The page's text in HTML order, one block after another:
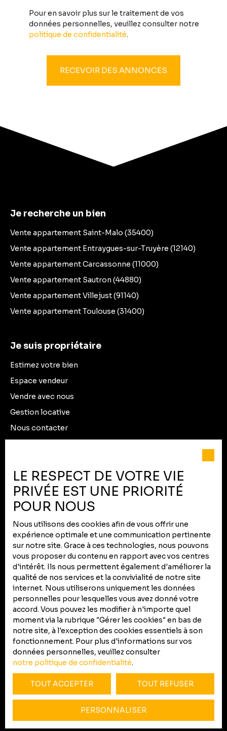
Pour en savoir plus sur le traitement de vos
données personnelles, veuillez consulter notre
politique de confidentialité.
RECEVOIR DES ANNONCES
Je recherche un bien
Vente appartement Saint-Malo (35400)
Vente appartement Entraygues-sur-Truyère (12140)
Vente appartement Carcassonne (11000)
Vente appartement Sautron (44880)
Vente appartement Villejust (91140)
Vente appartement Toulouse (31400)
Je suis propriétaire
Estimez votre bien
Espace vendeur
Vendre avec nous
Gestion locative
Nous contacter
Recrutement
Nos honoraires
Mentions légales
Politique de confidentialité
Plan du site
Gérer les cookies
Propulsé par
+33 5 67 76 62 50
105 route d'Albi
31200 Toulouse
LE RESPECT DE VOTRE VIE
PRIVÉE EST UNE PRIORITÉ
POUR NOUS
Nous utilisons des cookies afin de vous offrir une
expérience optimale et une communication pertinente
sur notre site. Grace à ces technologies, nous pouvons
vous proposer du contenu en rapport avec vos centres
d'intérêt. Ils nous permettent également d'améliorer la
qualité de nos services et la convivialité de notre site
internet. Nous utiliserons uniquement les données
personnelles pour lesquelles vous avez donné votre
accord. Vous pouvez les modifier à n'importe quel
moment via la rubrique ″Gérer les cookies″ en bas de
notre site, à l'exception des cookies essentiels à son
fonctionnement. Pour plus d'informations sur vos
données personnelles, veuillez consulter
notre politique de confidentialité.
TOUT ACCEPTER TOUT REFUSER
PERSONNALISER